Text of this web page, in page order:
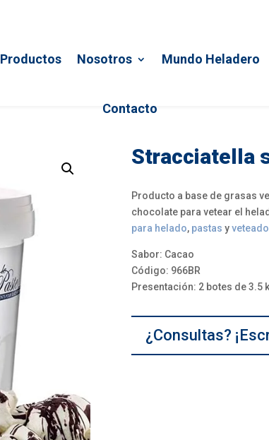
Productos Nosotros Mundo Heladero
Contacto
Stracciatella
Producto a base de grasas
chocolate para vetear el
para helado, pastas y
Sabor: Cacao
Código: 966BR
Presentación: 2 botes de 3.5
¿Consultas?